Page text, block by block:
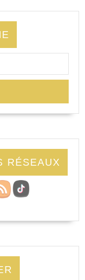
RÉSEAUX